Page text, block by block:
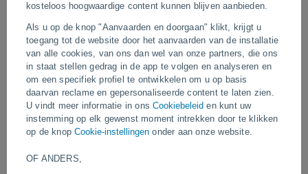
kosteloos hoogwaardige content kunnen blijven aanbieden.
Als u op de knop "Aanvaarden en doorgaan" klikt, krijgt u
toegang tot de website door het aanvaarden van de installatie
van alle cookies, van ons dan wel van onze partners, die ons
in staat stellen gedrag in de app te volgen en analyseren en
om een specifiek profiel te ontwikkelen om u op basis
daarvan reclame en gepersonaliseerde content te laten zien.
U vindt meer informatie in onsCookiebeleid en kunt uw
instemming op elk gewenst moment intrekken door te klikken
op de knopCookie-instellingen onder aan onze website.
OF ANDERS,
Een spectaculaire, iriserende wolk
verscheen aan de hemel boven
Pontianak, Indonesië
Het fenomeen is relatief zeldzaam en vereist zeer specifieke
atmosferische omstandigheden om te ontstaan. De levendige
kleuren worden veroorzaakt door de diffractie van licht, waardoor
een regenboogachtig effect rond de wolk ontstaat.